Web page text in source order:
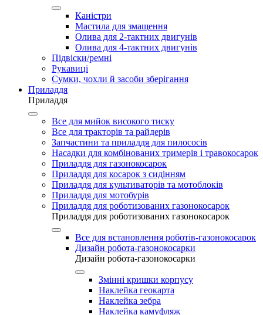
Каністри
Мастила для змащення
Олива для 2-тактних двигунів
Олива для 4-тактних двигунів
Підвіски/ремні
Рукавиці
Сумки, чохли й засоби зберігання
Приладдя
Приладдя
Все для мийок високого тиску
Все для тракторів та райдерів
Запчастини та приладдя для пилососів
Насадки для комбінованих тримерів і травокосарок
Приладдя для газонокосарок
Приладдя для косарок з сидінням
Приладдя для культиваторів та мотоблоків
Приладдя для мотобурів
Приладдя для роботизованих газонокосарок
Приладдя для роботизованих газонокосарок
Все для встановлення роботів-газонокосарок
Дизайн робота-газонокосарки
Дизайн робота-газонокосарки
Змінні кришки корпусу
Наклейка геокарта
Наклейка зебра
Наклейка камуфляж